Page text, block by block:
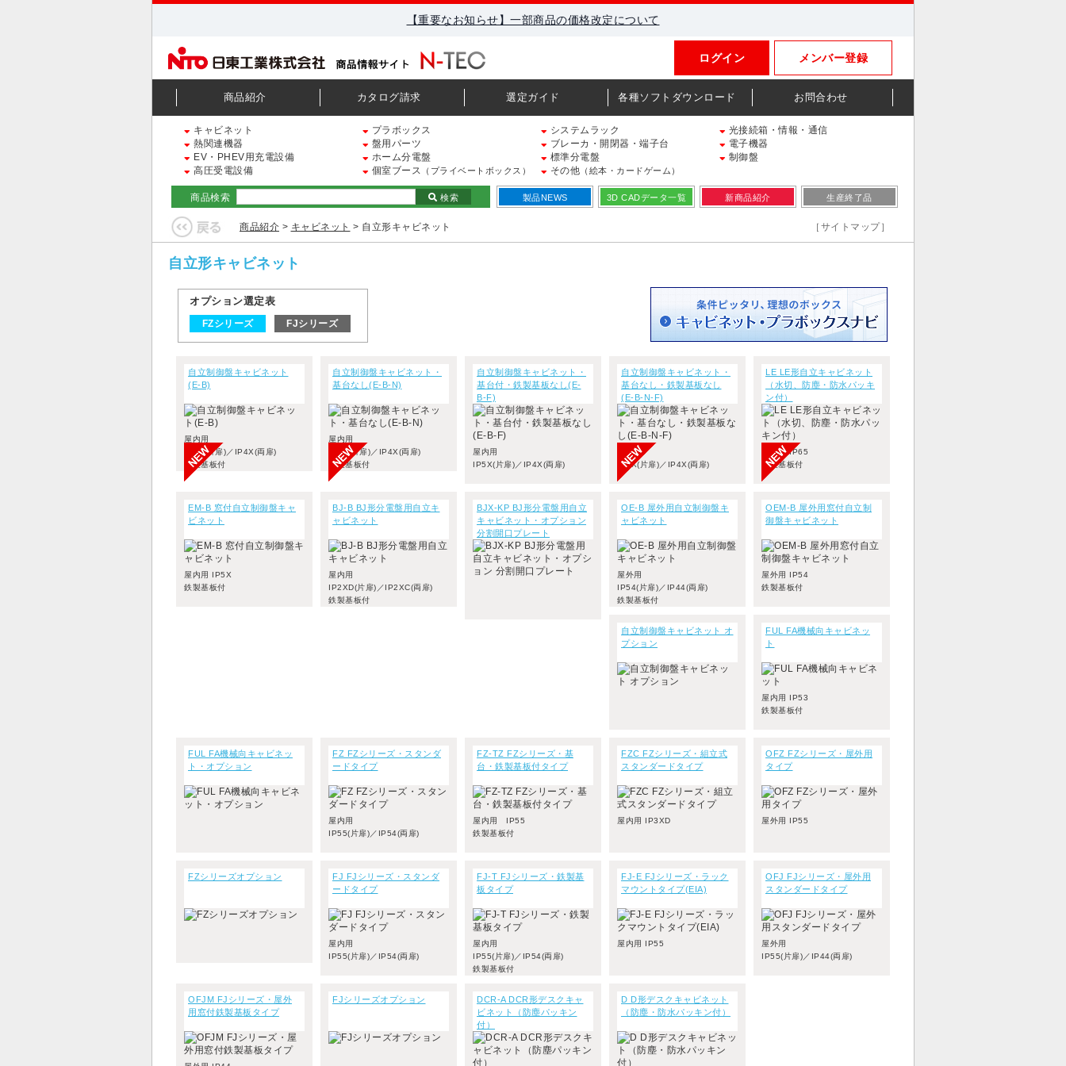
【重要なお知らせ】一部商品の価格改定について
メンバー登録
ログイン
商品紹介 カタログ請求 選定ガイド 各種ソフトダウンロード お問合わせ
キャビネット プラボックス システムラック
光接続箱・情報・通信
熱関連機器
盤用パーツ ブレーカ・開閉器・端子台
電子機器
EV・PHEV用充電設備
ホーム分電盤 標準分電盤
制御盤
高圧受電設備
個室ブース （プライベートボックス） その他 （絵本・カードゲーム）
商品検索 検索 製品NEWS 3D CADデータ一覧 新商品紹介 生産終了品
商品紹介 > キャビネット > 自立形キャビネット ［サイトマップ］
自立形キャビネット
オプション選定表
FZシリーズ FJシリーズ
自立制御盤キャビネット
(E-B)
屋内用
IP5X(片扉)／IP4X(両扉)
鉄製基板付
自立制御盤キャビネット・
基台なし(E-B-N)
屋内用
IP5X(片扉)／IP4X(両扉)
鉄製基板付
自立制御盤キャビネット・
基台付・鉄製基板なし(E-
B-F)
屋内用
IP5X(片扉)／IP4X(両扉)
自立制御盤キャビネット・
基台なし・鉄製基板なし
(E-B-N-F)
屋内用
IP5X(片扉)／IP4X(両扉)
LE LE形自立キャビネット
（水切、防塵・防水パッキ
ン付）
屋内用 IP65
鉄製基板付
EM-B 窓付自立制御盤キャ
ビネット
屋内用 IP5X
鉄製基板付
BJ-B BJ形分電盤用自立キ
ャビネット
屋内用
IP2XD(片扉)／IP2XC(両扉)
鉄製基板付
BJX-KP BJ形分電盤用自立
キャビネット・オプション
分割開口プレート
OE-B 屋外用自立制御盤キ
ャビネット
屋外用
IP54(片扉)／IP44(両扉)
鉄製基板付
OEM-B 屋外用窓付自立制
御盤キャビネット
屋外用 IP54
鉄製基板付
自立制御盤キャビネット オ
プション
FUL FA機械向キャビネッ
ト
屋内用 IP53
鉄製基板付
FUL FA機械向キャビネッ
ト・オプション
FZ FZシリーズ・スタンダ
ードタイプ
屋内用
IP55(片扉)／IP54(両扉)
FZ-TZ FZシリーズ・基
台・鉄製基板付タイプ
屋内用 IP55
鉄製基板付
FZC FZシリーズ・組立式
スタンダードタイプ
屋内用 IP3XD
OFZ FZシリーズ・屋外用
タイプ
屋外用 IP55
FZシリーズオプション
FJ FJシリーズ・スタンダ
ードタイプ
屋内用
IP55(片扉)／IP54(両扉)
FJ-T FJシリーズ・鉄製基
板タイプ
屋内用
IP55(片扉)／IP54(両扉)
鉄製基板付
FJ-E FJシリーズ・ラック
マウントタイプ(EIA)
屋内用 IP55
OFJ FJシリーズ・屋外用
スタンダードタイプ
屋外用
IP55(片扉)／IP44(両扉)
OFJM FJシリーズ・屋外
用窓付鉄製基板タイプ
FJシリーズオプション
DCR-A DCR形デスクキャ
ビネット（防塵パッキン
付）
D D形デスクキャビネット
（防塵・防水パッキン付）